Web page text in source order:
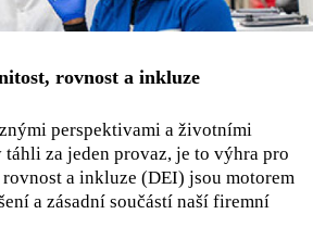
rovnost a inkluze
perspektivami a životními
za jeden provaz, je to výhra pro
a inkluze (DEI) jsou motorem
a zásadní součástí naší firemní